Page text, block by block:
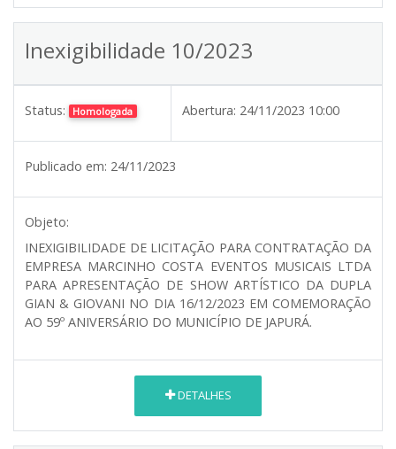
Inexigibilidade 10/2023
Status: Homologada Abertura: 24/11/2023 10:00
Publicado em: 24/11/2023
Objeto:
INEXIGIBILIDADE DE LICITAÇÃO PARA CONTRATAÇÃO DA
EMPRESA MARCINHO COSTA EVENTOS MUSICAIS LTDA
PARA APRESENTAÇÃO DE SHOW ARTÍSTICO DA DUPLA
GIAN & GIOVANI NO DIA 16/12/2023 EM COMEMORAÇÃO
AO 59º ANIVERSÁRIO DO MUNICÍPIO DE JAPURÁ.
DETALHES